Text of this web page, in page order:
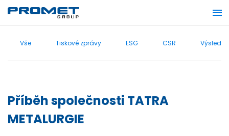
Vše Tiskové zprávy ESG CSR
Příběh společnosti TATRA
METALURGIE